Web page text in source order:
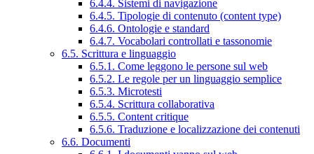
6.4.4. Sistemi di navigazione
6.4.5. Tipologie di contenuto (content type)
6.4.6. Ontologie e standard
6.4.7. Vocabolari controllati e tassonomie
6.5. Scrittura e linguaggio
6.5.1. Come leggono le persone sul web
6.5.2. Le regole per un linguaggio semplice
6.5.3. Microtesti
6.5.4. Scrittura collaborativa
6.5.5. Content critique
6.5.6. Traduzione e localizzazione dei contenuti
6.6. Documenti